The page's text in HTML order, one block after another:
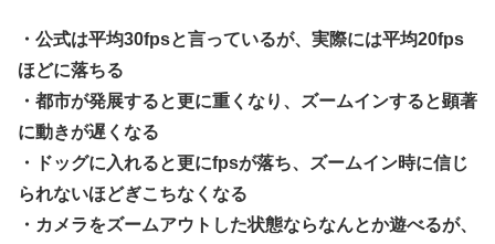
・公式は平均30fpsと言っているが、実際には平均20fps
ほどに落ちる
・都市が発展すると更に重くなり、ズームインすると顕著
に動きが遅くなる
・ドッグに入れると更にfpsが落ち、ズームイン時に信じ
られないほどぎこちなくなる
・カメラをズームアウトした状態ならなんとか遊べるが、